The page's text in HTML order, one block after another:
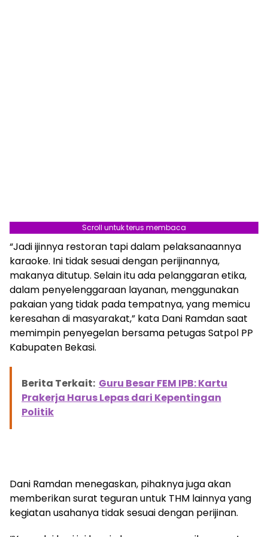
Scroll untuk terus membaca
“Jadi ijinnya restoran tapi dalam pelaksanaannya
karaoke. Ini tidak sesuai dengan perijinannya,
makanya ditutup. Selain itu ada pelanggaran etika,
dalam penyelenggaraan layanan, menggunakan
pakaian yang tidak pada tempatnya, yang memicu
keresahan di masyarakat,” kata Dani Ramdan saat
memimpin penyegelan bersama petugas Satpol PP
Kabupaten Bekasi.
Berita Terkait: Guru Besar FEM IPB: Kartu
Prakerja Harus Lepas dari Kepentingan
Politik
Dani Ramdan menegaskan, pihaknya juga akan
memberikan surat teguran untuk THM lainnya yang
kegiatan usahanya tidak sesuai dengan perijinan.